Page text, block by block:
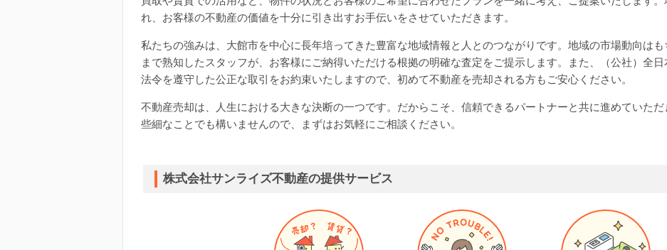
れ、お客様の不動産の価値を十分に引き出すお手伝いをさせていただきます。
私たちの強みは、大館市を中心に長年培ってきた豊富な地域情報と人とのつながりです。地域の市場動向は
まで熟知したスタッフが、お客様にご納得いただける根拠の明確な査定をご提示します。また、（公社）全日
法令を遵守した公正な取引をお約束いたしますので、初めて不動産を売却される方もご安心ください。
不動産売却は、人生における大きな決断の一つです。だからこそ、信頼できるパートナーと共に進めていた
些細なことでも構いませんので、まずはお気軽にご相談ください。
株式会社サンライズ不動産の提供サービス